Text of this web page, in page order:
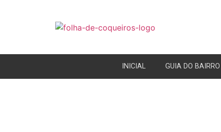
INICIAL GUIA DO BAIRRO